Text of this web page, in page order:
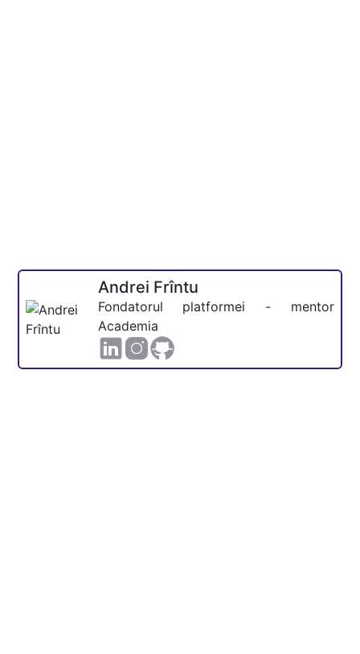
Andrei Frîntu
Fondatorul platformei - mentor
Academia